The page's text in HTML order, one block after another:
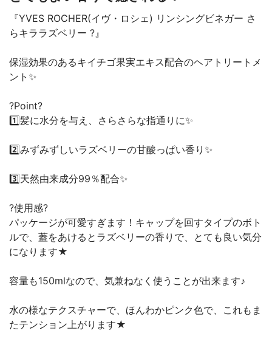
『YVES ROCHER(イヴ・ロシェ) リンシングビネガー さ
らキララズベリー ?』
保湿効果のあるキイチゴ果実エキス配合のヘアトリートメ
ント✨
?Point?
1️⃣髪に水分を与え、さらさらな指通りに✨
2️⃣みずみずしいラズベリーの甘酸っぱい香り✨
3️⃣天然由来成分99％配合✨
?使用感?
パッケージが可愛すぎます！キャップを回すタイプのボト
ルで、蓋をあけるとラズベリーの香りで、とても良い気分
になります★
容量も150mlなので、気兼ねなく使うことが出来ます♪
水の様なテクスチャーで、ほんわかピンク色で、これもま
たテンション上がります★